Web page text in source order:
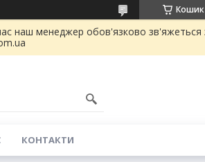
Кошик
наш менеджер обов'язково
КОНТАКТИ